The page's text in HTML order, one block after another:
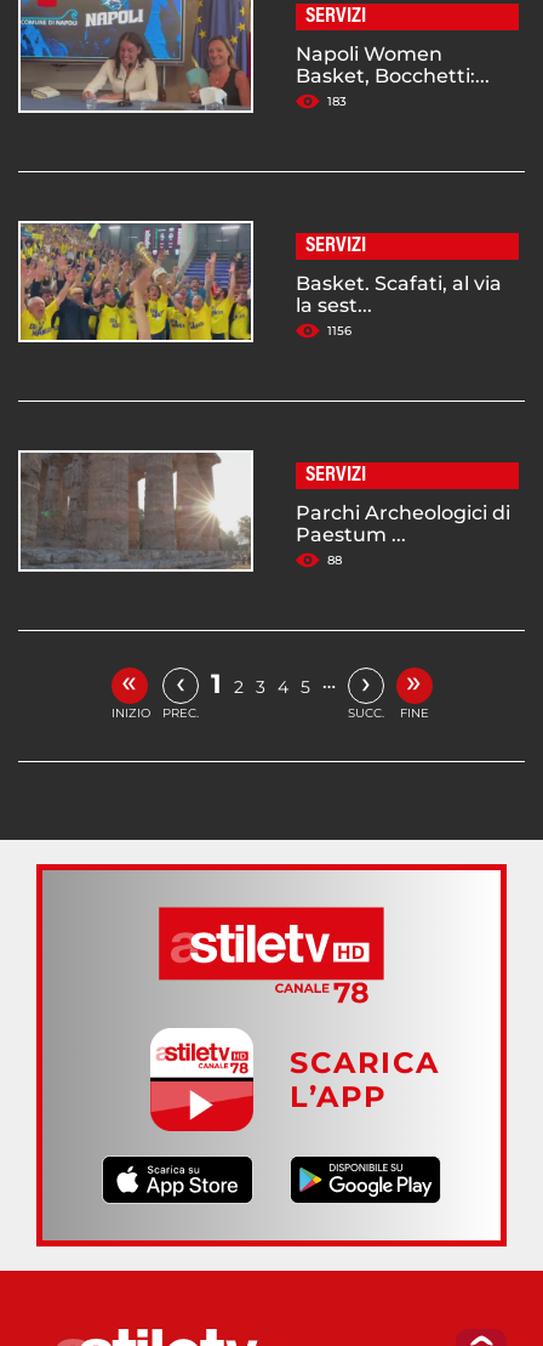
SERVIZI
Napoli Women
Basket, Bocchetti:...
183
SERVIZI
Basket. Scafati, al via
la sest...
1156
SERVIZI
Parchi Archeologici di
Paestum ...
88
«
INIZIO
‹
PREC.
1 2 3 4 5 … ›
SUCC.
»
FINE
SCARICA
L’APP